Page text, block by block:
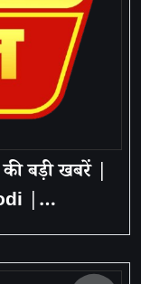
बड़ी खबरें |
|